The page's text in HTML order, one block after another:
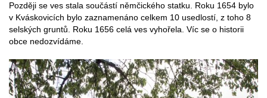
Později se ves stala součástí němčického statku. Roku 1654 bylo
v Kváskovicích bylo zaznamenáno celkem 10 usedlostí, z toho 8
selských gruntů. Roku 1656 celá ves vyhořela. Víc se o historii
obce nedozvídáme.